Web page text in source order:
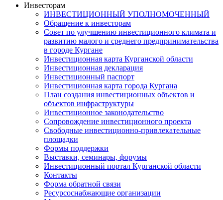
Инвесторам
ИНВЕСТИЦИОННЫЙ УПОЛНОМОЧЕННЫЙ
Обращение к инвесторам
Совет по улучшению инвестиционного климата и
развитию малого и среднего предпринимательства
в городе Кургане
Инвестиционная карта Курганской области
Инвестиционная декларация
Инвестиционный паспорт
Инвестиционная карта города Кургана
План создания инвестиционных объектов и
объектов инфраструктуры
Инвестиционное законодательство
Сопровождение инвестиционного проекта
Свободные инвестиционно-привлекательные
площадки
Формы поддержки
Выставки, семинары, форумы
Инвестиционный портал Курганской области
Контакты
Форма обратной связи
Ресурсоснабжающие организации